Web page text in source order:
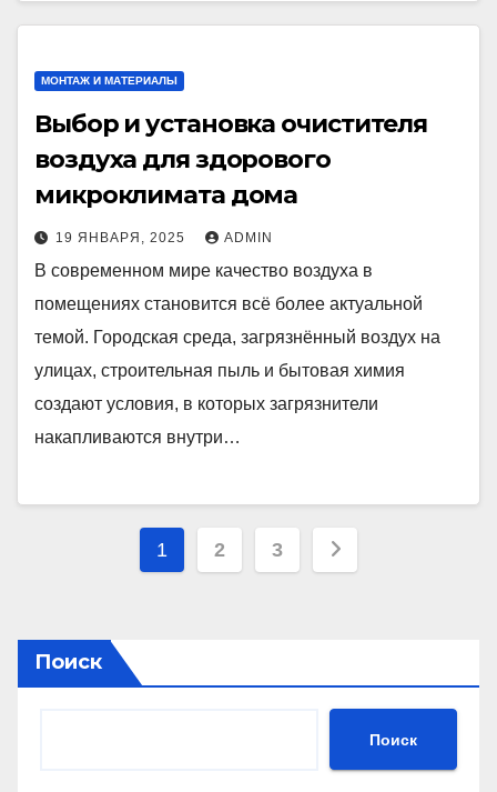
МОНТАЖ И МАТЕРИАЛЫ
Выбор и установка очистителя
воздуха для здорового
микроклимата дома
19 ЯНВАРЯ, 2025 ADMIN
В современном мире качество воздуха в
помещениях становится всё более актуальной
темой. Городская среда, загрязнённый воздух на
улицах, строительная пыль и бытовая химия
создают условия, в которых загрязнители
накапливаются внутри…
Пагинация
1 2 3
Поиск
Поиск